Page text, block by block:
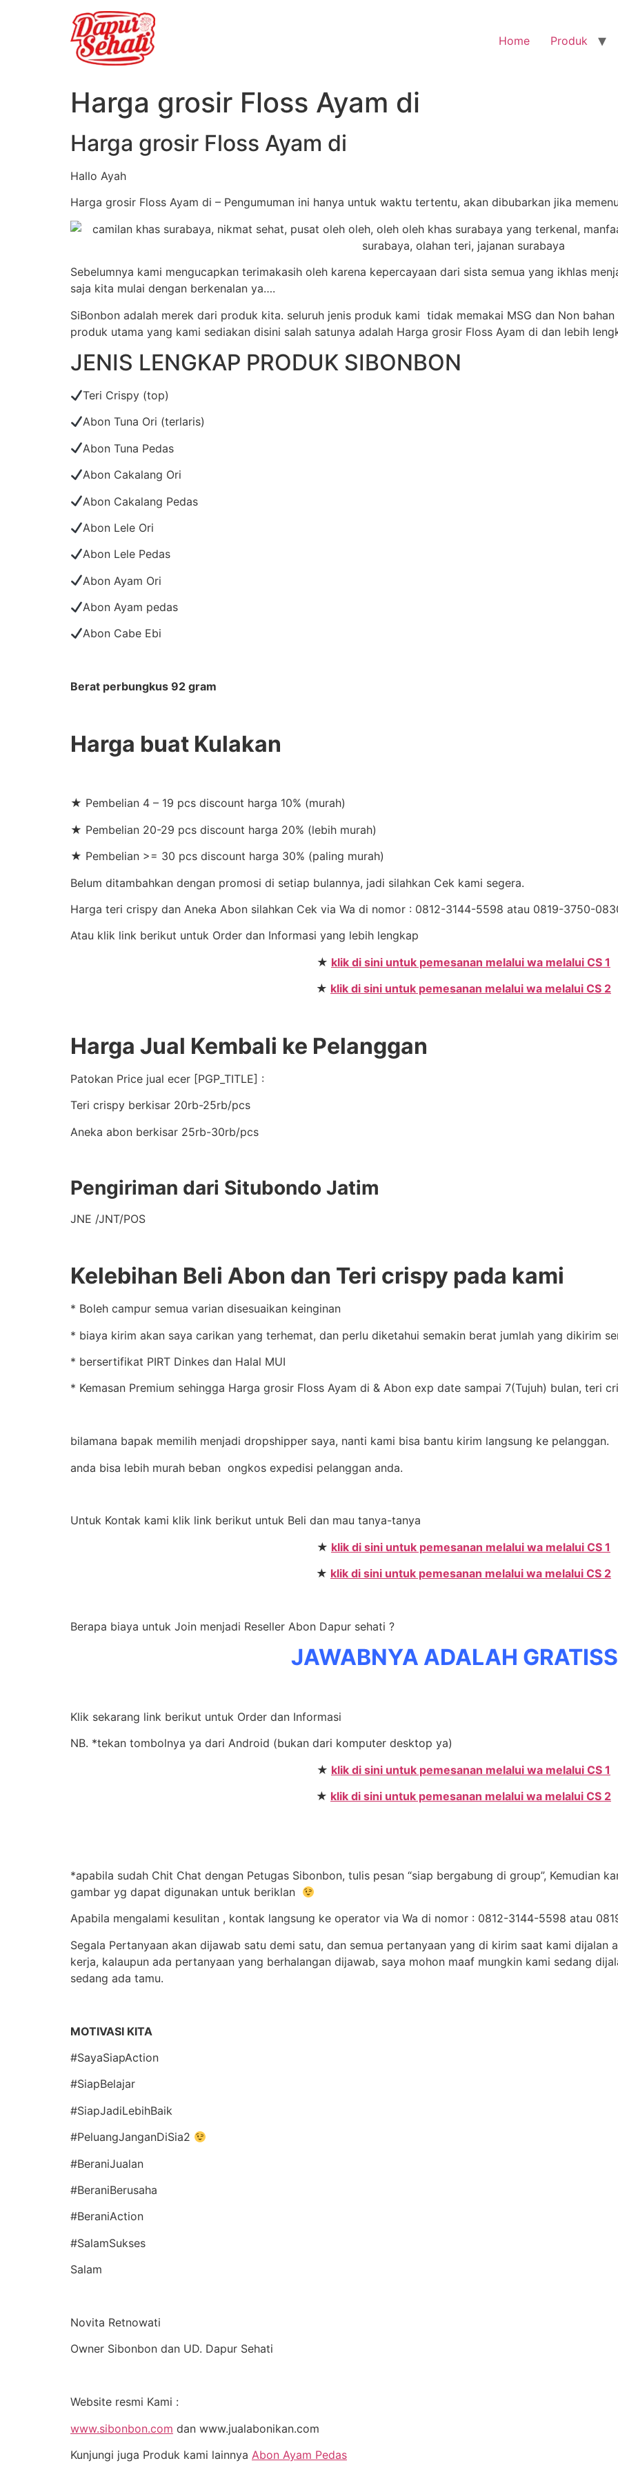
Home Produk
Harga grosir Floss Ayam di
Harga grosir Floss Ayam di
Hallo Ayah
Harga grosir Floss Ayam di – Pengumuman ini hanya untuk waktu tertentu, akan dibubarkan jika
Sebelumnya kami mengucapkan terimakasih oleh karena kepercayaan dari sista semua yang ikhlas
saja kita mulai dengan berkenalan ya….
SiBonbon adalah merek dari produk kita. seluruh jenis produk kami tidak memakai MSG dan Non
produk utama yang kami sediakan disini salah satunya adalah Harga grosir Floss Ayam di dan lebih
JENIS LENGKAP PRODUK SIBONBON
Teri Crispy (top)
Abon Tuna Ori (terlaris)
Abon Tuna Pedas
Abon Cakalang Ori
Abon Cakalang Pedas
Abon Lele Ori
Abon Lele Pedas
Abon Ayam Ori
Abon Ayam pedas
Abon Cabe Ebi
Berat perbungkus 92 gram
Harga buat Kulakan
★ Pembelian 4 – 19 pcs discount harga 10% (murah)
★ Pembelian 20-29 pcs discount harga 20% (lebih murah)
★ Pembelian >= 30 pcs discount harga 30% (paling murah)
Belum ditambahkan dengan promosi di setiap bulannya, jadi silahkan Cek kami segera.
Harga teri crispy dan Aneka Abon silahkan Cek via Wa di nomor : 0812-3144-5598 atau 0819-3750-
Atau klik link berikut untuk Order dan Informasi yang lebih lengkap
★ klik di sini untuk pemesanan melalui wa melalui CS 1
★ klik di sini untuk pemesanan melalui wa melalui CS 2
Harga Jual Kembali ke Pelanggan
Patokan Price jual ecer [PGP_TITLE] :
Teri crispy berkisar 20rb-25rb/pcs
Aneka abon berkisar 25rb-30rb/pcs
Pengiriman dari Situbondo Jatim
JNE /JNT/POS
Kelebihan Beli Abon dan Teri crispy pada kami
* Boleh campur semua varian disesuaikan keinginan
* biaya kirim akan saya carikan yang terhemat, dan perlu diketahui semakin berat jumlah yang dikirim
* bersertifikat PIRT Dinkes dan Halal MUI
* Kemasan Premium sehingga Harga grosir Floss Ayam di & Abon exp date sampai 7(Tujuh) bulan, teri
bilamana bapak memilih menjadi dropshipper saya, nanti kami bisa bantu kirim langsung ke pelanggan.
anda bisa lebih murah beban ongkos expedisi pelanggan anda.
Untuk Kontak kami klik link berikut untuk Beli dan mau tanya-tanya
★ klik di sini untuk pemesanan melalui wa melalui CS 1
★ klik di sini untuk pemesanan melalui wa melalui CS 2
Berapa biaya untuk Join menjadi Reseller Abon Dapur sehati ?
JAWABNYA ADALAH
Klik sekarang link berikut untuk Order dan Informasi
NB. *tekan tombolnya ya dari Android (bukan dari komputer desktop ya)
★ klik di sini untuk pemesanan melalui wa melalui CS 1
★ klik di sini untuk pemesanan melalui wa melalui CS 2
*apabila sudah Chit Chat dengan Petugas Sibonbon, tulis pesan “siap bergabung di group”, Kemudian
gambar yg dapat digunakan untuk beriklan
Apabila mengalami kesulitan , kontak langsung ke operator via Wa di nomor : 0812-3144-5598 atau
Segala Pertanyaan akan dijawab satu demi satu, dan semua pertanyaan yang di kirim saat kami dijalan
kerja, kalaupun ada pertanyaan yang berhalangan dijawab, saya mohon maaf mungkin kami sedang
sedang ada tamu.
MOTIVASI KITA
#SayaSiapAction
#SiapBelajar
#SiapJadiLebihBaik
#PeluangJanganDiSia2
#BeraniJualan
#BeraniBerusaha
#BeraniAction
#SalamSukses
Salam
Novita Retnowati
Owner Sibonbon dan UD. Dapur Sehati
Website resmi Kami :
www.sibonbon.com dan www.jualabonikan.com
Kunjungi juga Produk kami lainnya Abon Ayam Pedas